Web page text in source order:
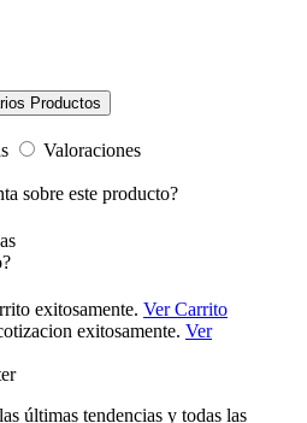
Productos
Valoraciones
sobre este producto?
exitosamente. Ver Carrito
exitosamente. Ver
últimas tendencias y todas las